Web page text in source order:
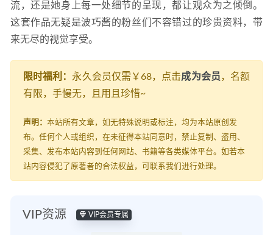
流，还是她身上每一处细节的呈现，都让观众为之倾倒。
这套作品无疑是波巧酱的粉丝们不容错过的珍贵资料，带
来无尽的视觉享受。
限时福利： 永久会员仅需￥68，点击成为会员，名额
有限，手慢无，且用且珍惜~
声明： 本站所有文章，如无特殊说明或标注，均为本站原创发
布。任何个人或组织，在未征得本站同意时，禁止复制、盗用、
采集、发布本站内容到任何网站、书籍等各类媒体平台。如若本
站内容侵犯了原著者的合法权益，可联系我们进行处理。
VIP资源 VIP会员专属